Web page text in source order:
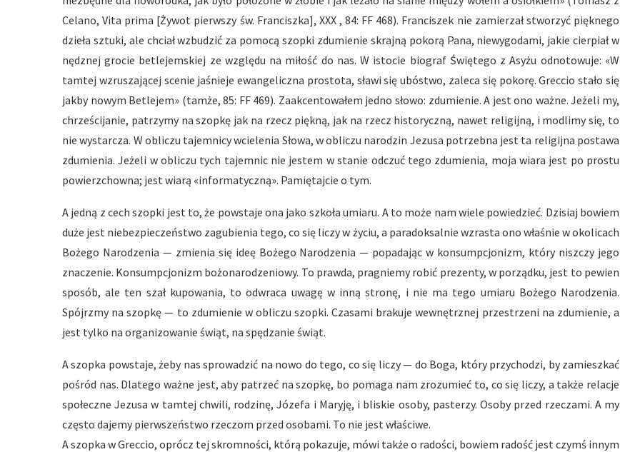
Celano, Vita prima [Żywot pierwszy św. Franciszka], XXX , 84: FF 468). Franciszek nie zamierzał stworzyć pięknego
dzieła sztuki, ale chciał wzbudzić za pomocą szopki zdumienie skrajną pokorą Pana, niewygodami, jakie cierpiał w
nędznej grocie betlejemskiej ze względu na miłość do nas. W istocie biograf Świętego z Asyżu odnotowuje: «W
tamtej wzruszającej scenie jaśnieje ewangeliczna prostota, sławi się ubóstwo, zaleca się pokorę. Greccio stało się
jakby nowym Betlejem» (tamże, 85: FF 469). Zaakcentowałem jedno słowo: zdumienie. A jest ono ważne. Jeżeli my,
chrześcijanie, patrzymy na szopkę jak na rzecz piękną, jak na rzecz historyczną, nawet religijną, i modlimy się, to
nie wystarcza. W obliczu tajemnicy wcielenia Słowa, w obliczu narodzin Jezusa potrzebna jest ta religijna postawa
zdumienia. Jeżeli w obliczu tych tajemnic nie jestem w stanie odczuć tego zdumienia, moja wiara jest po prostu
powierzchowna; jest wiarą «informatyczną». Pamiętajcie o tym.
A jedną z cech szopki jest to, że powstaje ona jako szkoła umiaru. A to może nam wiele powiedzieć. Dzisiaj bowiem
duże jest niebezpieczeństwo zagubienia tego, co się liczy w życiu, a paradoksalnie wzrasta ono właśnie w okolicach
Bożego Narodzenia — zmienia się ideę Bożego Narodzenia — popadając w konsumpcjonizm, który niszczy jego
znaczenie. Konsumpcjonizm bożonarodzeniowy. To prawda, pragniemy robić prezenty, w porządku, jest to pewien
sposób, ale ten szał kupowania, to odwraca uwagę w inną stronę, i nie ma tego umiaru Bożego Narodzenia.
Spójrzmy na szopkę — to zdumienie w obliczu szopki. Czasami brakuje wewnętrznej przestrzeni na zdumienie, a
jest tylko na organizowanie świąt, na spędzanie świąt.
A szopka powstaje, żeby nas sprowadzić na nowo do tego, co się liczy — do Boga, który przychodzi, by zamieszkać
pośród nas. Dlatego ważne jest, aby patrzeć na szopkę, bo pomaga nam zrozumieć to, co się liczy, a także relacje
społeczne Jezusa w tamtej chwili, rodzinę, Józefa i Maryję, i bliskie osoby, pasterzy. Osoby przed rzeczami. A my
często dajemy pierwszeństwo rzeczom przed osobami. To nie jest właściwe.
A szopka w Greccio, oprócz tej skromności, którą pokazuje, mówi także o radości, bowiem radość jest czymś innym